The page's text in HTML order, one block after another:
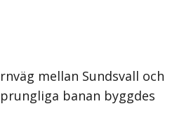
mellan Sundsvall och
banan byggdes